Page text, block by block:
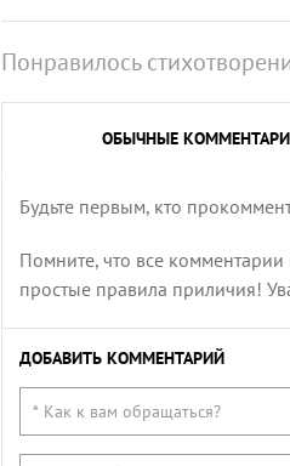
Понравилось
ОБЫЧНЫЕ
Будьте первым, кто
Помните, что все
простые правила приличия!
ДОБАВИТЬ КОММЕНТАРИЙ